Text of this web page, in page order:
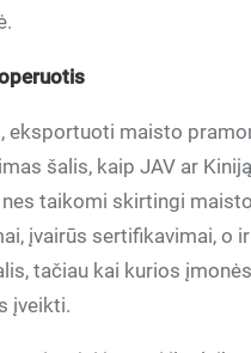
eksportuoti maisto
šalis, kaip JAV ar
taikomi skirtingi
įvairūs sertifikavimai, o
tačiau kai kurios
įveikti.